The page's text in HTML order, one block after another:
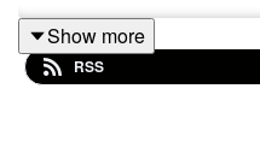
(Anzeige) 🌱 Mehr über
Show more
RSS